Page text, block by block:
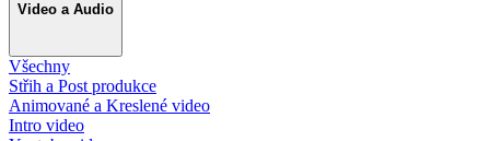
Video a Audio
Všechny
Střih a Post produkce
Animované a Kreslené video
Intro video